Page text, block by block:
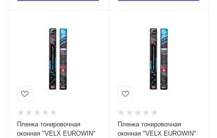
Пленка тонировочная
оконная "VELX EUROWIN"
Пленка тонировочная
оконная "VELX EUROWIN"